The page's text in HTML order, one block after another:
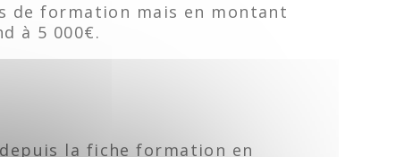
de formation mais en montant
à 5 000€.
la fiche formation en